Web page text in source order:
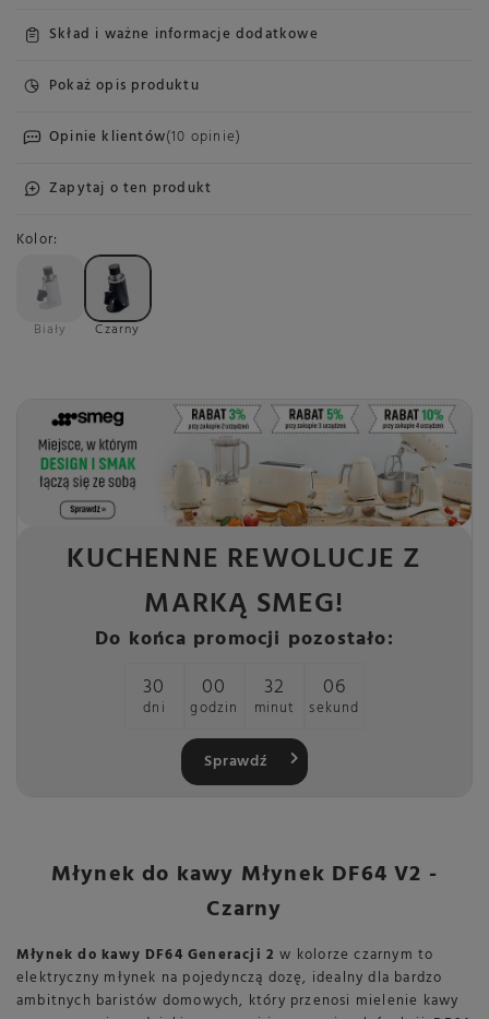
Skład i ważne informacje dodatkowe
Pokaż opis produktu
Opinie klientów(10 opinie)
Zapytaj o ten produkt
Kolor
Biały Czarny
KUCHENNE REWOLUCJE Z
MARKĄ SMEG!
Do końca promocji pozostało:
30
dni
00
godzin
32
minut
05
sekund
Sprawdź
Młynek do kawy Młynek DF64 V2 -
Czarny
Młynek do kawy DF64 Generacji 2 w kolorze czarnym to
elektryczny młynek na pojedynczą dozę, idealny dla bardzo
ambitnych baristów domowych, który przenosi mielenie kawy